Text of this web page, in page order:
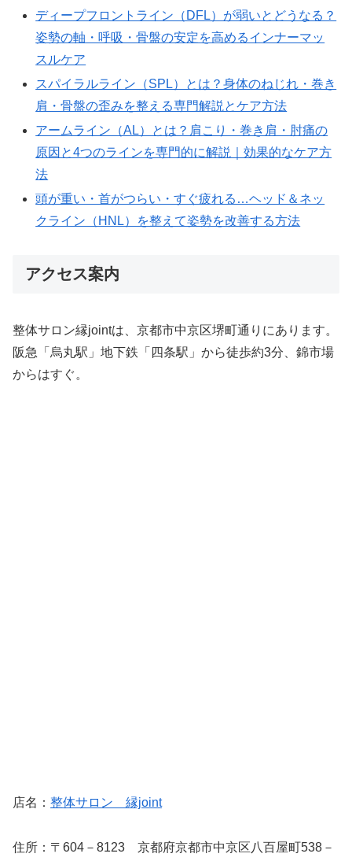
ディープフロントライン（DFL）が弱いとどうなる？
姿勢の軸・呼吸・骨盤の安定を高めるインナーマッ
スルケア
スパイラルライン（SPL）とは？身体のねじれ・巻き
肩・骨盤の歪みを整える専門解説とケア方法
アームライン（AL）とは？肩こり・巻き肩・肘痛の
原因と4つのラインを専門的に解説｜効果的なケア方
法
頭が重い・首がつらい・すぐ疲れる…ヘッド＆ネッ
クライン（HNL）を整えて姿勢を改善する方法
アクセス案内
整体サロン縁jointは、京都市中京区堺町通りにあります。
阪急「烏丸駅」地下鉄「四条駅」から徒歩約3分、錦市場
からはすぐ。
店名： 整体サロン 縁joint
住所：〒604－8123 京都府京都市中京区八百屋町538－